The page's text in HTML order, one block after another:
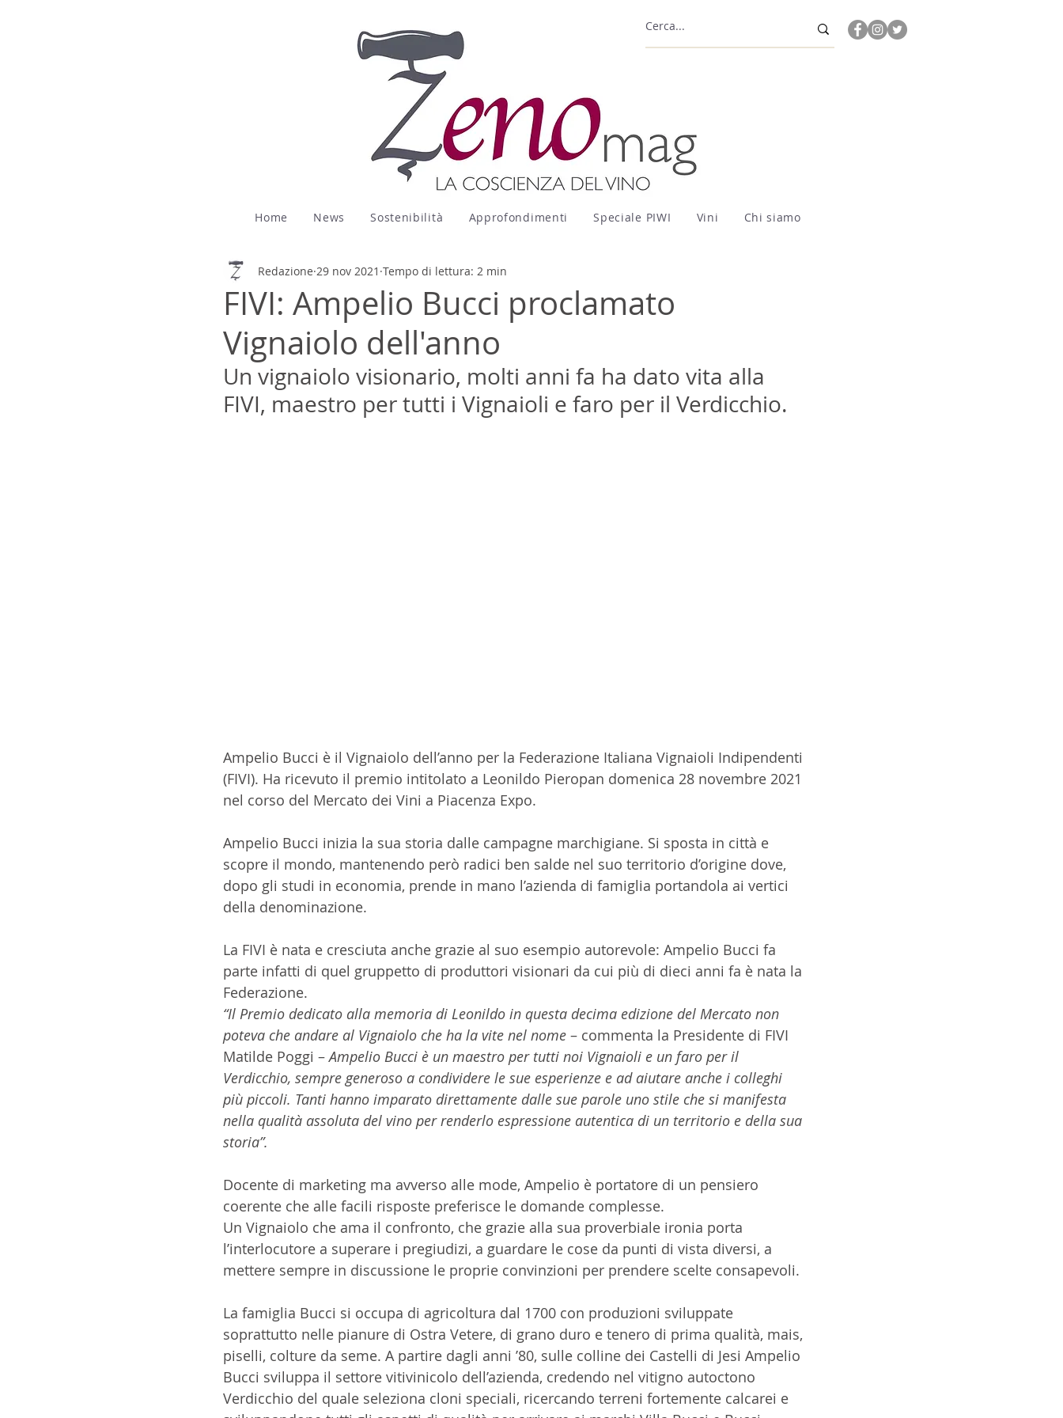
Home News Sostenibilità Approfondimenti Speciale PIWI Vini Chi siamo
FIVI: Ampelio Bucci proclamato
Vignaiolo dell'anno
Redazione 29 nov 2021 Tempo di lettura: 2 min
Un vignaiolo visionario, molti anni fa ha dato vita alla
FIVI, maestro per tutti i Vignaioli e faro per il Verdicchio.
Ampelio Bucci è il Vignaiolo dell’anno per la Federazione Italiana Vignaioli Indipendenti
(FIVI). Ha ricevuto il premio intitolato a Leonildo Pieropan domenica 28 novembre 2021
nel corso del Mercato dei Vini a Piacenza Expo.
Ampelio Bucci inizia la sua storia dalle campagne marchigiane. Si sposta in città e
scopre il mondo, mantenendo però radici ben salde nel suo territorio d’origine dove,
dopo gli studi in economia, prende in mano l’azienda di famiglia portandola ai vertici
della denominazione.
La FIVI è nata e cresciuta anche grazie al suo esempio autorevole: Ampelio Bucci fa
parte infatti di quel gruppetto di produttori visionari da cui più di dieci anni fa è nata la
Federazione.
“Il Premio dedicato alla memoria di Leonildo in questa decima edizione del Mercato non
poteva che andare al Vignaiolo che ha la vite nel nome – commenta la Presidente di FIVI
Matilde Poggi – Ampelio Bucci è un maestro per tutti noi Vignaioli e un faro per il
Verdicchio, sempre generoso a condividere le sue esperienze e ad aiutare anche i colleghi
più piccoli. Tanti hanno imparato direttamente dalle sue parole uno stile che si manifesta
nella qualità assoluta del vino per renderlo espressione autentica di un territorio e della sua
storia”.
Docente di marketing ma avverso alle mode, Ampelio è portatore di un pensiero
coerente che alle facili risposte preferisce le domande complesse.
Un Vignaiolo che ama il confronto, che grazie alla sua proverbiale ironia porta
l’interlocutore a superare i pregiudizi, a guardare le cose da punti di vista diversi, a
mettere sempre in discussione le proprie convinzioni per prendere scelte consapevoli.
La famiglia Bucci si occupa di agricoltura dal 1700 con produzioni sviluppate
soprattutto nelle pianure di Ostra Vetere, di grano duro e tenero di prima qualità, mais,
piselli, colture da seme. A partire dagli anni ’80, sulle colline dei Castelli di Jesi Ampelio
Bucci sviluppa il settore vitivinicolo dell’azienda, credendo nel vitigno autoctono
Verdicchio del quale seleziona cloni speciali, ricercando terreni fortemente calcarei e